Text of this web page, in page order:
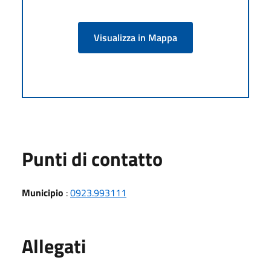
Visualizza in Mappa
Punti di contatto
Municipio :0923.993111
Allegati